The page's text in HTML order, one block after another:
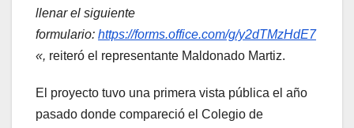
llenar el siguiente
formulario: https://forms.office.com/g/y2dTMzHdE7
«, reiteró el representante Maldonado Martiz.
El proyecto tuvo una primera vista pública el año
pasado donde compareció el Colegio de